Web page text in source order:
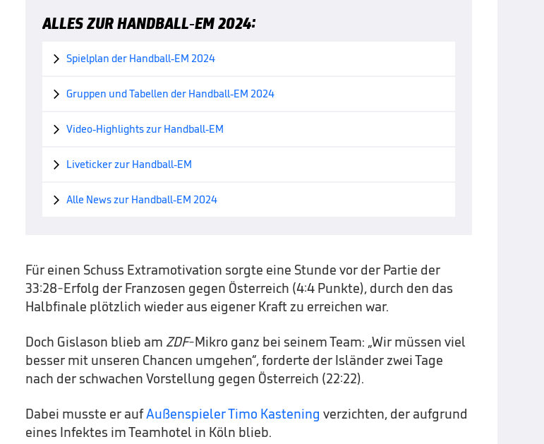
ALLES ZUR HANDBALL-EM 2024:
 Spielplan der Handball-EM 2024
 Gruppen und Tabellen der Handball-EM 2024
 Video-Highlights zur Handball-EM
 Liveticker zur Handball-EM
 Alle News zur Handball-EM 2024
Für einen Schuss Extramotivation sorgte eine Stunde vor der Partie der
33:28-Erfolg der Franzosen gegen Österreich (4:4 Punkte), durch den das
Halbfinale plötzlich wieder aus eigener Kraft zu erreichen war.
Doch Gislason blieb am ZDF-Mikro ganz bei seinem Team: „Wir müssen viel
besser mit unseren Chancen umgehen“, forderte der Isländer zwei Tage
nach der schwachen Vorstellung gegen Österreich (22:22).
Dabei musste er aufAußenspieler Timo Kastening verzichten, der aufgrund
eines Infektes im Teamhotel in Köln blieb.